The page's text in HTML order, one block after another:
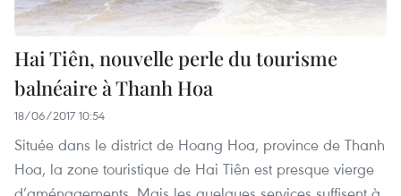
Hai Tiên, nouvelle perle du tourisme
balnéaire à Thanh Hoa
18/06/2017 10:54
Située dans le district de Hoang Hoa, province de Thanh
Hoa, la zone touristique de Hai Tiên est presque vierge